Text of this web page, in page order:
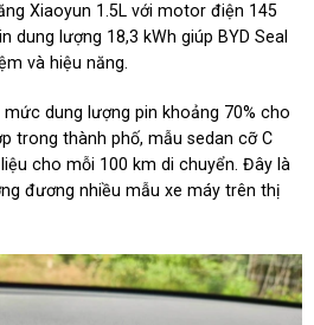
Xiaoyun 1.5L với motor điện 145
dung lượng 18,3 kWh giúp BYD Seal
và hiệu năng.
mức dung lượng pin khoảng 70% cho
trong thành phố, mẫu sedan cỡ C
cho mỗi 100 km di chuyển. Đây là
đương nhiều mẫu xe máy trên thị